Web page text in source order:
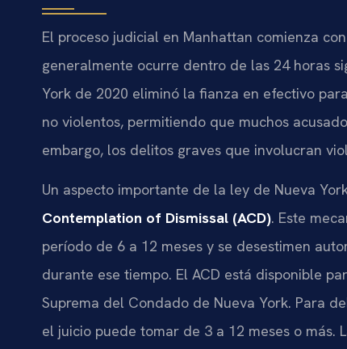
El proceso judicial en Manhattan comienza
generalmente ocurre dentro de las 24 horas
York de 2020 eliminó la fianza en efectivo
no violentos, permitiendo que muchos
embargo, los delitos graves que involucran
Un aspecto importante de la ley de Nueva
Contemplation of Dismissal (ACD). Este
período de 6 a 12 meses y se desestimen
durante ese tiempo. El ACD está disponible
Suprema del Condado de Nueva York. Para
el juicio puede tomar de 3 a 12 meses o más.